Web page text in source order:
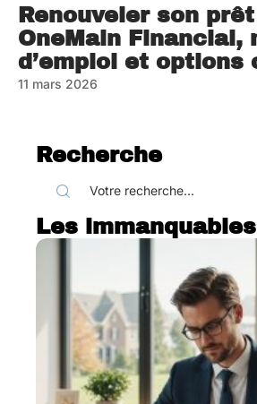
Renouveler son
OneMain Financial,
d’emploi et options
11 mars 2026
Recherche
Les immanquables